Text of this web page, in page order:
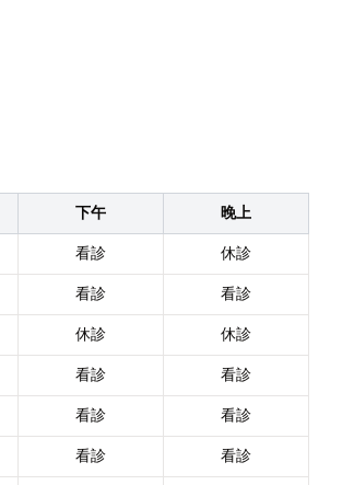
下午
晚上
看診
休診
看診
看診
休診
休診
看診
看診
看診
看診
看診
看診